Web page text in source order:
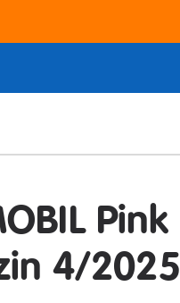
Pink
4/2025